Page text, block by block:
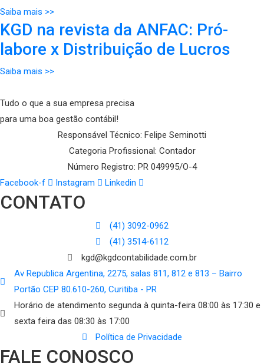
Saiba mais >>
KGD na revista da ANFAC: Pró-
labore x Distribuição de Lucros
Saiba mais >>
Tudo o que a sua empresa precisa
para uma boa gestão contábil!
Responsável Técnico: Felipe Seminotti
Categoria Profissional: Contador
Número Registro: PR 049995/O-4
Facebook-f
Instagram Linkedin
CONTATO
(41) 3092-0962
(41) 3514-6112
kgd@kgdcontabilidade.com.br
Av Republica Argentina, 2275, salas 811, 812 e 813 – Bairro
Portão CEP 80.610-260, Curitiba - PR
Horário de atendimento segunda à quinta-feira 08:00 às 17:30 e
sexta feira das 08:30 às 17:00
Política de Privacidade
FALE CONOSCO